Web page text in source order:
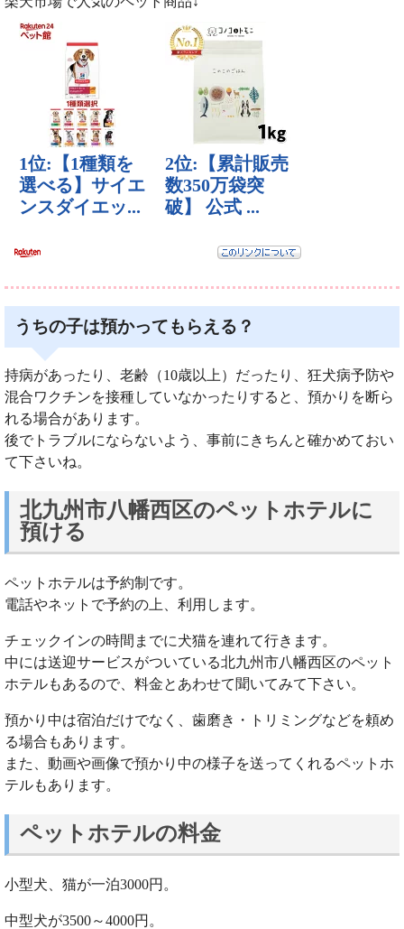
うちの子は預かってもらえる？
持病があったり、老齢（10歳以上）だったり、狂犬病予防や
混合ワクチンを接種していなかったりすると、預かりを断ら
れる場合があります。
後でトラブルにならないよう、事前にきちんと確かめておい
て下さいね。
北九州市八幡西区のペットホテルに
預ける
ペットホテルは予約制です。
電話やネットで予約の上、利用します。
チェックインの時間までに犬猫を連れて行きます。
中には送迎サービスがついている北九州市八幡西区のペット
ホテルもあるので、料金とあわせて聞いてみて下さい。
預かり中は宿泊だけでなく、歯磨き・トリミングなどを頼め
る場合もあります。
また、動画や画像で預かり中の様子を送ってくれるペットホ
テルもあります。
ペットホテルの料金
小型犬、猫が一泊3000円。
中型犬が3500～4000円。